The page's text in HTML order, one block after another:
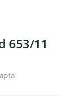
653/11